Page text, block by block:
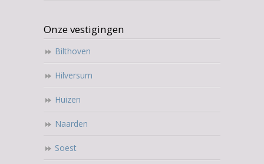
Onze vestigingen
Bilthoven
Hilversum
Huizen
Naarden
Soest